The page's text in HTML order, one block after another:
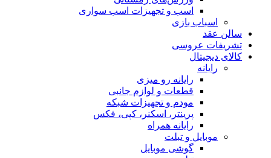
اسب و تجهیزات اسب سواری
اسباب‌ بازی
سالن عقد
تشریفات عروسی
کالای دیجیتال
رایانه
رایانه رو میزی
قطعات و لوازم جانبی
مودم و تجهیزات شبکه
پرینتر، اسکنر، کپی، فکس
رایانه همراه
موبایل و تبلت
گوشی موبایل